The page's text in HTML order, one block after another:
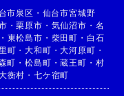
市泉区 ・ 仙台市宮城野
・栗原市 ・ 気仙沼市 ・ 名
・ 東松島市 ・ 柴田町 ・ 白石
町 ・大和町 ・大河原町 ・
町 ・松島町 ・蔵王町 ・ 村
衡村 ・ 七ケ宿町